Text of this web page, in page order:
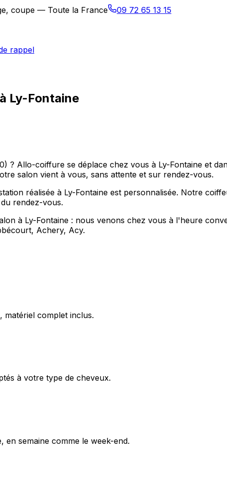
coupe — Toute la France 09 72 65 13 15
rappel
Ly-Fontaine
? Allo-coiffure se déplace chez vous à Ly-Fontaine et
salon vient à vous, sans attente et sur rendez-vous.
réalisée à Ly-Fontaine est personnalisée. Notre
rendez-vous.
à Ly-Fontaine : nous venons chez vous à l'heure
Achery, Acy.
matériel complet inclus.
à votre type de cheveux.
en semaine comme le week-end.